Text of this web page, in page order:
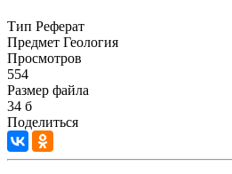
Тип Реферат
Предмет Геология
Просмотров
554
Размер файла
34 б
Поделиться